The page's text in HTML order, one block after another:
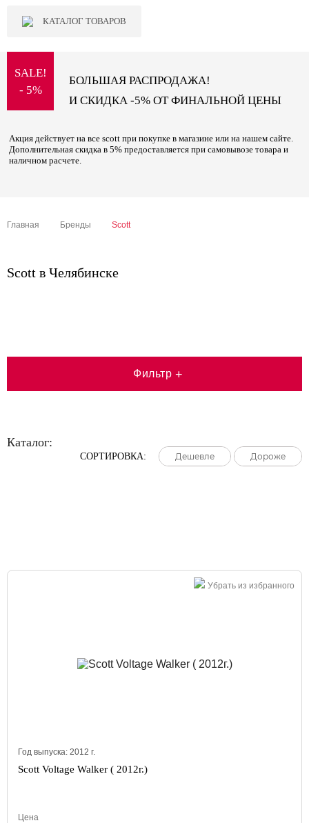
КАТАЛОГ ТОВАРОВ
SALE!
- 5%
БОЛЬШАЯ РАСПРОДАЖА!
И СКИДКА -5% ОТ ФИНАЛЬНОЙ ЦЕНЫ
Акция действует на все scott при покупке в магазине или на нашем сайте.
Дополнительная скидка в 5% предоставляется при самовывозе товара и
наличном расчете.
Главная Бренды Scott
Scott в Челябинске
Фильтр +
Каталог:
СОРТИРОВКА: Дешевле
Дешевле
Дешевле Дороже
Дороже
Дороже
Убрать из избранного
Год выпуска: 2012 г.
Scott Voltage Walker ( 2012г.)
Цена